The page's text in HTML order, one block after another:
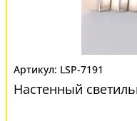
LSP-7191
Настенный